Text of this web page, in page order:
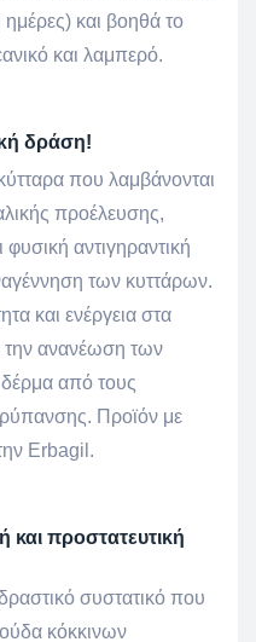
και βοηθά το
και λαμπερό.
δράση!
που λαμβάνονται
προέλευσης,
φυσική αντιγηραντική
των κυττάρων.
και ενέργεια στα
την ανανέωση των
δέρμα από τους
Προϊόν με
Erbagil.
και προστατευτική
συστατικό που
κόκκινων